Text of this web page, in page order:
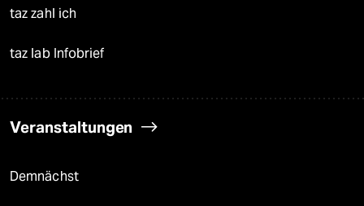
taz zahl ich
taz lab Infobrief
Veranstaltungen
Demnächst